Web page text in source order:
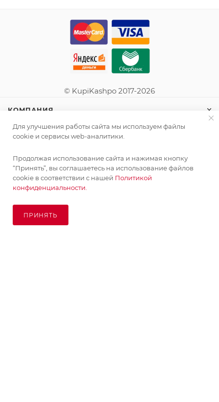
© KupiKashpo 2017-2026
КОМПАНИЯ
ИНФОРМАЦИЯ
ПОМОЩЬ
ПОДПИСАТЬСЯ НА РАССЫЛКУ
Для улучшения работы сайта мы используем файлы
cookie и сервисы web-аналитики.
Продолжая использование сайта и нажимая кнопку
“Принять”, вы соглашаетесь на использование файлов
cookie в соответствии с нашей Политикой
конфиденциальности.
ПРИНЯТЬ